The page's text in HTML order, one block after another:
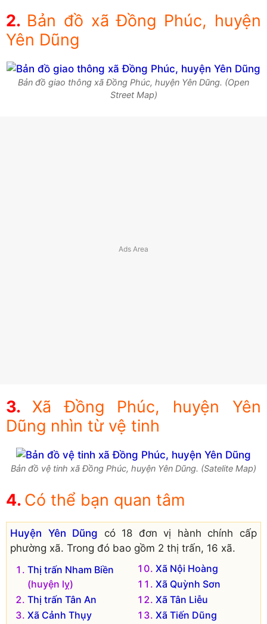
Bản đồ xã Đồng Phúc, huyện
Yên Dũng
Bản đồ giao thông xã Đồng Phúc, huyện Yên Dũng. (Open
Street Map)
Xã Đồng Phúc, huyện Yên
Dũng nhìn từ vệ tinh
Bản đồ vệ tinh xã Đồng Phúc, huyện Yên Dũng. (Satelite Map)
Có thể bạn quan tâm
Huyện Yên Dũng có 18 đơn vị hành chính cấp
phường xã. Trong đó bao gồm 2 thị trấn, 16 xã.
Thị trấn Nham Biền
(huyện lỵ)
Thị trấn Tân An
Xã Cảnh Thụy
Xã Nội Hoàng
Xã Quỳnh Sơn
Xã Tân Liễu
Xã Tiến Dũng